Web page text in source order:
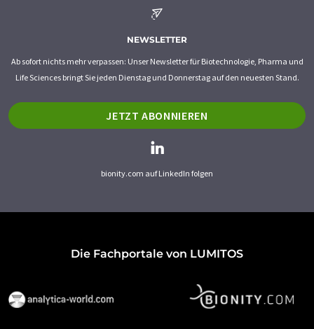
NEWSLETTER
Ab sofort nichts mehr verpassen: Unser Newsletter für Biotechnologie, Pharma und
Life Sciences bringt Sie jeden Dienstag und Donnerstag auf den neuesten Stand.
JETZT ABONNIEREN
bionity.com auf LinkedIn folgen
Die Fachportale von LUMITOS